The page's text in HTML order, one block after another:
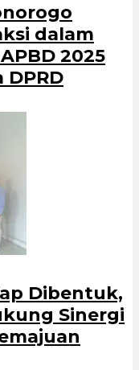
dalam
2025
Dibentuk,
Sinergi